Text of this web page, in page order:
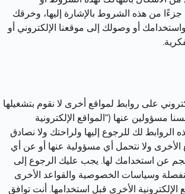
جزءًا من هذه الشروط بالإشارة إليها، وخرقك
أو وصولك إلى موقعنا الإلكتروني أو
على روابط لمواقع أخرى لا نقوم بتشغيلها
مسؤولين عنها ("المواقع الإلكترونية
الروابط لك للرجوع إليها ولراحتك ولا نصادق
الأخرى ولا نتحمل أي مسؤولية عنها أو عن أي
عن استخدامك لها. يجب عليك الرجوع إلى
وسياسات الخصوصية والقواعد الأخرى
الإلكترونية الأخرى قبل استخدامها. أنت توافق